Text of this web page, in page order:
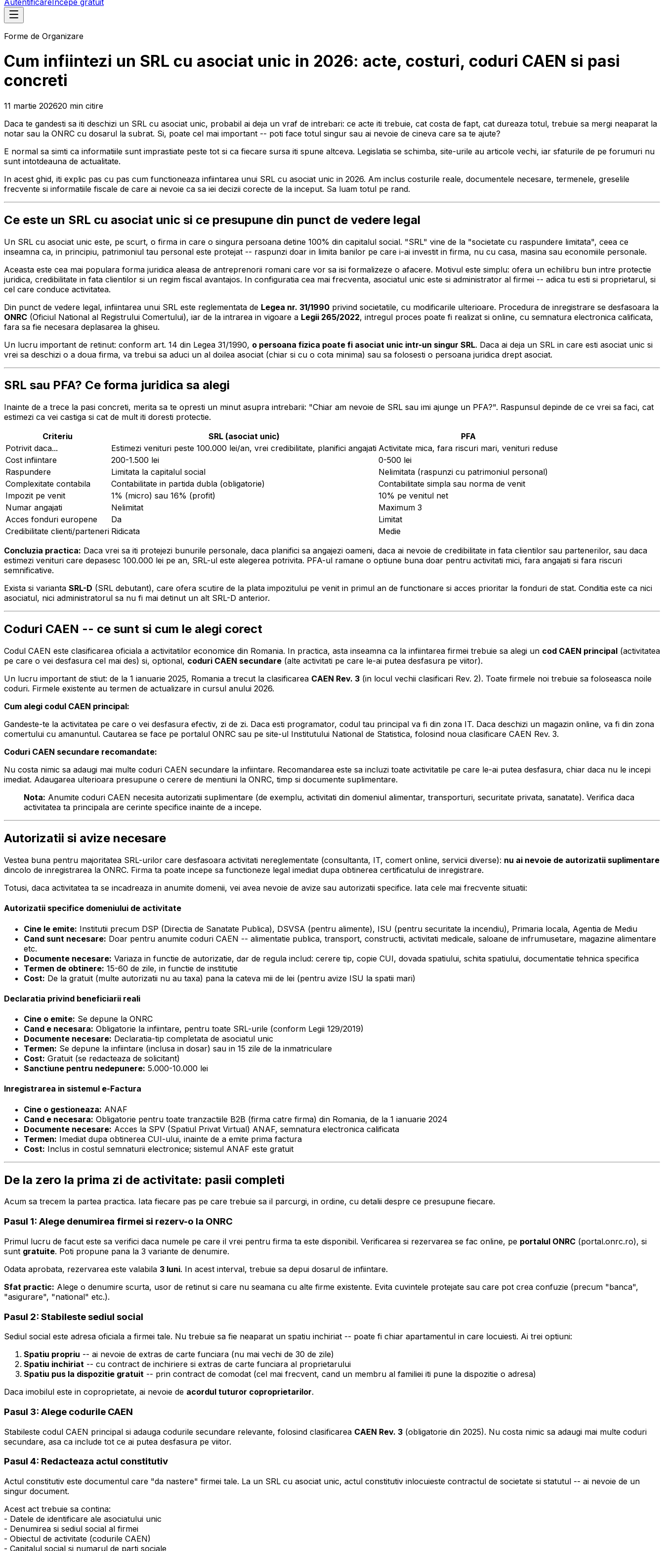
Forme de Organizare
Cum infiintezi un SRL cu asociat unic in 2026: acte, costuri, coduri CAEN si pasi
concreti
11 martie 202620 min citire
Daca te gandesti sa iti deschizi un SRL cu asociat unic, probabil ai deja un vraf de intrebari: ce acte iti trebuie, cat costa de fapt, cat dureaza totul, trebuie sa mergi neaparat la
notar sau la ONRC cu dosarul la subrat. Si, poate cel mai important -- poti face totul singur sau ai nevoie de cineva care sa te ajute?
E normal sa simti ca informatiile sunt imprastiate peste tot si ca fiecare sursa iti spune altceva. Legislatia se schimba, site-urile au articole vechi, iar sfaturile de pe forumuri nu
sunt intotdeauna de actualitate.
In acest ghid, iti explic pas cu pas cum functioneaza infiintarea unui SRL cu asociat unic in 2026. Am inclus costurile reale, documentele necesare, termenele, greselile
frecvente si informatiile fiscale de care ai nevoie ca sa iei decizii corecte de la inceput. Sa luam totul pe rand.
Ce este un SRL cu asociat unic si ce presupune din punct de vedere legal
Un SRL cu asociat unic este, pe scurt, o firma in care o singura persoana detine 100% din capitalul social. "SRL" vine de la "societate cu raspundere limitata", ceea ce
inseamna ca, in principiu, patrimoniul tau personal este protejat -- raspunzi doar in limita banilor pe care i-ai investit in firma, nu cu casa, masina sau economiile personale.
Aceasta este cea mai populara forma juridica aleasa de antreprenorii romani care vor sa isi formalizeze o afacere. Motivul este simplu: ofera un echilibru bun intre protectie
juridica, credibilitate in fata clientilor si un regim fiscal avantajos. In configuratia cea mai frecventa, asociatul unic este si administrator al firmei -- adica tu esti si proprietarul, si
cel care conduce activitatea.
Din punct de vedere legal, infiintarea unui SRL este reglementata de Legea nr. 31/1990 privind societatile, cu modificarile ulterioare. Procedura de inregistrare se desfasoara la
ONRC (Oficiul National al Registrului Comertului), iar de la intrarea in vigoare a Legii 265/2022, intregul proces poate fi realizat si online, cu semnatura electronica calificata,
fara sa fie necesara deplasarea la ghiseu.
Un lucru important de retinut: conform art. 14 din Legea 31/1990, o persoana fizica poate fi asociat unic intr-un singur SRL. Daca ai deja un SRL in care esti asociat unic si
vrei sa deschizi o a doua firma, va trebui sa aduci un al doilea asociat (chiar si cu o cota minima) sau sa folosesti o persoana juridica drept asociat.
SRL sau PFA? Ce forma juridica sa alegi
Inainte de a trece la pasi concreti, merita sa te opresti un minut asupra intrebarii: "Chiar am nevoie de SRL sau imi ajunge un PFA?". Raspunsul depinde de ce vrei sa faci, cat
estimezi ca vei castiga si cat de mult iti doresti protectie.
Criteriu
SRL (asociat unic)
PFA
Potrivit daca...
Estimezi venituri peste 100.000 lei/an, vrei credibilitate, planifici angajati Activitate mica, fara riscuri mari, venituri reduse
Cost infiintare
200-1.500 lei
0-500 lei
Raspundere
Limitata la capitalul social
Nelimitata (raspunzi cu patrimoniul personal)
Complexitate contabila
Contabilitate in partida dubla (obligatorie)
Contabilitate simpla sau norma de venit
Impozit pe venit
1% (micro) sau 16% (profit)
10% pe venitul net
Numar angajati
Nelimitat
Maximum 3
Acces fonduri europene
Da
Limitat
Credibilitate clienti/parteneri Ridicata
Medie
Concluzia practica: Daca vrei sa iti protejezi bunurile personale, daca planifici sa angajezi oameni, daca ai nevoie de credibilitate in fata clientilor sau partenerilor, sau daca
estimezi venituri care depasesc 100.000 lei pe an, SRL-ul este alegerea potrivita. PFA-ul ramane o optiune buna doar pentru activitati mici, fara angajati si fara riscuri
semnificative.
Exista si varianta SRL-D (SRL debutant), care ofera scutire de la plata impozitului pe venit in primul an de functionare si acces prioritar la fonduri de stat. Conditia este ca nici
asociatul, nici administratorul sa nu fi mai detinut un alt SRL-D anterior.
Coduri CAEN -- ce sunt si cum le alegi corect
Codul CAEN este clasificarea oficiala a activitatilor economice din Romania. In practica, asta inseamna ca la infiintarea firmei trebuie sa alegi un cod CAEN principal (activitatea
pe care o vei desfasura cel mai des) si, optional, coduri CAEN secundare (alte activitati pe care le-ai putea desfasura pe viitor).
Un lucru important de stiut: de la 1 ianuarie 2025, Romania a trecut la clasificarea CAEN Rev. 3 (in locul vechii clasificari Rev. 2). Toate firmele noi trebuie sa foloseasca noile
coduri. Firmele existente au termen de actualizare in cursul anului 2026.
Cum alegi codul CAEN principal:
Gandeste-te la activitatea pe care o vei desfasura efectiv, zi de zi. Daca esti programator, codul tau principal va fi din zona IT. Daca deschizi un magazin online, va fi din zona
comertului cu amanuntul. Cautarea se face pe portalul ONRC sau pe site-ul Institutului National de Statistica, folosind noua clasificare CAEN Rev. 3.
Coduri CAEN secundare recomandate:
Nu costa nimic sa adaugi mai multe coduri CAEN secundare la infiintare. Recomandarea este sa incluzi toate activitatile pe care le-ai putea desfasura, chiar daca nu le incepi
imediat. Adaugarea ulterioara presupune o cerere de mentiuni la ONRC, timp si documente suplimentare.
Nota: Anumite coduri CAEN necesita autorizatii suplimentare (de exemplu, activitati din domeniul alimentar, transporturi, securitate privata, sanatate). Verifica daca
activitatea ta principala are cerinte specifice inainte de a incepe.
Autorizatii si avize necesare
Vestea buna pentru majoritatea SRL-urilor care desfasoara activitati nereglementate (consultanta, IT, comert online, servicii diverse): nu ai nevoie de autorizatii suplimentare
dincolo de inregistrarea la ONRC. Firma ta poate incepe sa functioneze legal imediat dupa obtinerea certificatului de inregistrare.
Totusi, daca activitatea ta se incadreaza in anumite domenii, vei avea nevoie de avize sau autorizatii specifice. Iata cele mai frecvente situatii:
Autorizatii specifice domeniului de activitate
Cine le emite: Institutii precum DSP (Directia de Sanatate Publica), DSVSA (pentru alimente), ISU (pentru securitate la incendiu), Primaria locala, Agentia de Mediu
Cand sunt necesare: Doar pentru anumite coduri CAEN -- alimentatie publica, transport, constructii, activitati medicale, saloane de infrumusetare, magazine alimentare
etc.
Documente necesare: Variaza in functie de autorizatie, dar de regula includ: cerere tip, copie CUI, dovada spatiului, schita spatiului, documentatie tehnica specifica
Termen de obtinere: 15-60 de zile, in functie de institutie
Cost: De la gratuit (multe autorizatii nu au taxa) pana la cateva mii de lei (pentru avize ISU la spatii mari)
Declaratia privind beneficiarii reali
Cine o emite: Se depune la ONRC
Cand e necesara: Obligatorie la infiintare, pentru toate SRL-urile (conform Legii 129/2019)
Documente necesare: Declaratia-tip completata de asociatul unic
Termen: Se depune la infiintare (inclusa in dosar) sau in 15 zile de la inmatriculare
Cost: Gratuit (se redacteaza de solicitant)
Sanctiune pentru nedepunere: 5.000-10.000 lei
Inregistrarea in sistemul e-Factura
Cine o gestioneaza: ANAF
Cand e necesara: Obligatorie pentru toate tranzactiile B2B (firma catre firma) din Romania, de la 1 ianuarie 2024
Documente necesare: Acces la SPV (Spatiul Privat Virtual) ANAF, semnatura electronica calificata
Termen: Imediat dupa obtinerea CUI-ului, inainte de a emite prima factura
Cost: Inclus in costul semnaturii electronice; sistemul ANAF este gratuit
De la zero la prima zi de activitate: pasii completi
Acum sa trecem la partea practica. Iata fiecare pas pe care trebuie sa il parcurgi, in ordine, cu detalii despre ce presupune fiecare.
Pasul 1: Alege denumirea firmei si rezerv-o la ONRC
Primul lucru de facut este sa verifici daca numele pe care il vrei pentru firma ta este disponibil. Verificarea si rezervarea se fac online, pe portalul ONRC (portal.onrc.ro), si
sunt gratuite. Poti propune pana la 3 variante de denumire.
Odata aprobata, rezervarea este valabila 3 luni. In acest interval, trebuie sa depui dosarul de infiintare.
Sfat practic: Alege o denumire scurta, usor de retinut si care nu seamana cu alte firme existente. Evita cuvintele protejate sau care pot crea confuzie (precum "banca",
"asigurare", "national" etc.).
Pasul 2: Stabileste sediul social
Sediul social este adresa oficiala a firmei tale. Nu trebuie sa fie neaparat un spatiu inchiriat -- poate fi chiar apartamentul in care locuiesti. Ai trei optiuni:
Spatiu propriu -- ai nevoie de extras de carte funciara (nu mai vechi de 30 de zile)
Spatiu inchiriat -- cu contract de inchiriere si extras de carte funciara al proprietarului
Spatiu pus la dispozitie gratuit -- prin contract de comodat (cel mai frecvent, cand un membru al familiei iti pune la dispozitie o adresa)
Daca imobilul este in coproprietate, ai nevoie de acordul tuturor coproprietarilor.
Pasul 3: Alege codurile CAEN
Stabileste codul CAEN principal si adauga codurile secundare relevante, folosind clasificarea CAEN Rev. 3 (obligatorie din 2025). Nu costa nimic sa adaugi mai multe coduri
secundare, asa ca include tot ce ai putea desfasura pe viitor.
Pasul 4: Redacteaza actul constitutiv
Actul constitutiv este documentul care "da nastere" firmei tale. La un SRL cu asociat unic, actul constitutiv inlocuieste contractul de societate si statutul -- ai nevoie de un
singur document.
Acest act trebuie sa contina:
- Datele de identificare ale asociatului unic
- Denumirea si sediul social al firmei
- Obiectul de activitate (codurile CAEN)
- Capitalul social si numarul de parti sociale